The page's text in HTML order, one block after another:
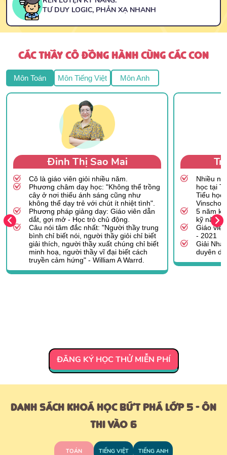
TƯ DUY LOGIC, PHẢN XẠ NHANH
CÁC THẦY CÔ ĐỒNG HÀNH CÙNG CÁC CON
Môn Toán Môn Tiếng Việt Môn Anh
Đinh Thị Sao Mai
Cô là giáo viên giỏi nhiều năm.
Phương châm dạy học: "Không thể trồng
cây ở nơi thiếu ánh sáng cũng như
không thể dạy trẻ với chút ít nhiệt tình".
Phương pháp giảng dạy: Giáo viên dẫn
dắt, gợi mở - Học trò chủ động.
Câu nói tâm đắc nhất: "Người thầy trung
bình chỉ biết nói, người thầy giỏi chỉ biết
giải thích, người thầy xuất chúng chỉ biết
minh hoạ, người thầy vĩ đại biết cách
truyền cảm hứng" - William A Warrd.
Nhiều
học tại
Tiểu học
5 năm
kỹ năng
Giáo
- 2021
Giải
duyên
Tô Thị Thanh Thuỷ
Cô Tô Thị Thanh Thủy hiện là giáo viên
Được Sở GD&ĐT Hà Nội lựa chọn dạy
Quang Thị Hoàn
Trình độ: Thạc sĩ ngôn ngữ Anh loại Xuất
Được Sở GD&ĐT Hà Nội lựa chọn dạy
trên kênh truyền hình của Hà Nội.
ĐĂNG KÝ HỌC THỬ MIỄN PHÍ
DANH SÁCH KHOÁ HỌC BỨT PHÁ LỚP 5 - ÔN
THI VÀO 6
TOÁN TIẾNG VIỆT TIẾNG ANH